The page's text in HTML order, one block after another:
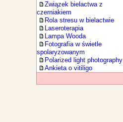
Związek bielactwa z
czerniakiem
Rola stresu w bielactwie
Laseroterapia
Lampa Wooda
Fotografia w świetle
spolaryzowanym
Polarized light photography
Ankieta o vitiligo